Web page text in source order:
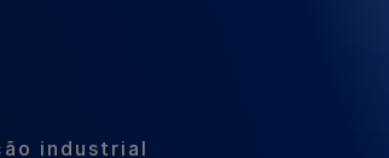
industrial